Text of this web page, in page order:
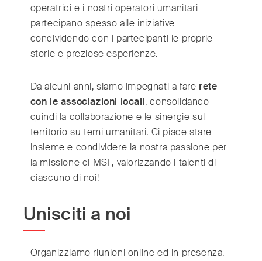
operatrici e i nostri operatori umanitari
partecipano spesso alle iniziative
condividendo con i partecipanti le proprie
storie e preziose esperienze.
Da alcuni anni, siamo impegnati a fare rete
con le associazioni locali, consolidando
quindi la collaborazione e le sinergie sul
territorio su temi umanitari. Ci piace stare
insieme e condividere la nostra passione per
la missione di MSF, valorizzando i talenti di
ciascuno di noi!
Unisciti a noi
Organizziamo riunioni online ed in presenza.
India (English)
Ireland (English)
Italy (Italiano)
(日本語)
Mexico (Español)
Myanmar (English/ မြန်မာစာ)
Netherlands (Nederlands)
Norway (Norsk)
Russia (Русский)
South Africa (English)
South Korea (한국어)
Sweden (Svenska)